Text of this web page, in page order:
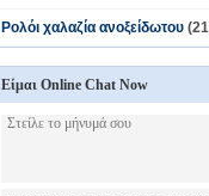
Ρολόι χαλαζία ανοξείδωτου
Είμαι Online Chat Now